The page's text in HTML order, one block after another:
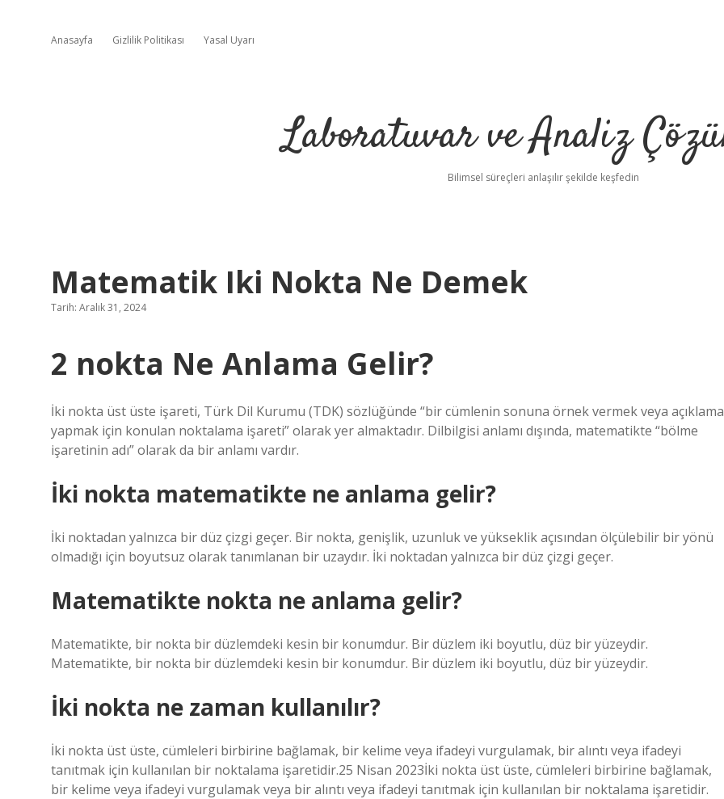
Anasayfa Gizlilik Politikası Yasal Uyarı
Laboratuvar ve Analiz
Bilimsel süreçleri anlaşılır şekilde keşfedin
Matematik Iki Nokta Ne Demek
Tarih: Aralık 31, 2024
2 nokta Ne Anlama Gelir?
İki nokta üst üste işareti, Türk Dil Kurumu (TDK) sözlüğünde “bir cümlenin sonuna örnek vermek veya açıklama
yapmak için konulan noktalama işareti” olarak yer almaktadır. Dilbilgisi anlamı dışında, matematikte “bölme
işaretinin adı” olarak da bir anlamı vardır.
İki nokta matematikte ne anlama gelir?
İki noktadan yalnızca bir düz çizgi geçer. Bir nokta, genişlik, uzunluk ve yükseklik açısından ölçülebilir bir yönü
olmadığı için boyutsuz olarak tanımlanan bir uzaydır. İki noktadan yalnızca bir düz çizgi geçer.
Matematikte nokta ne anlama gelir?
Matematikte, bir nokta bir düzlemdeki kesin bir konumdur. Bir düzlem iki boyutlu, düz bir yüzeydir.
Matematikte, bir nokta bir düzlemdeki kesin bir konumdur. Bir düzlem iki boyutlu, düz bir yüzeydir.
İki nokta ne zaman kullanılır?
İki nokta üst üste, cümleleri birbirine bağlamak, bir kelime veya ifadeyi vurgulamak, bir alıntı veya ifadeyi
tanıtmak için kullanılan bir noktalama işaretidir.25 Nisan 2023İki nokta üst üste, cümleleri birbirine bağlamak,
bir kelime veya ifadeyi vurgulamak veya bir alıntı veya ifadeyi tanıtmak için kullanılan bir noktalama işaretidir.